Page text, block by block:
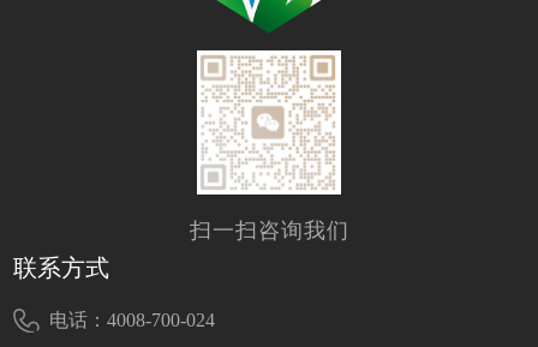
扫一扫咨询我们
联系方式
电话：4008-700-024